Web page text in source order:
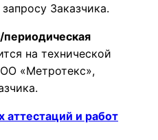
Заказчика.
периодическая
на технической
«Метротекс»,
и работ